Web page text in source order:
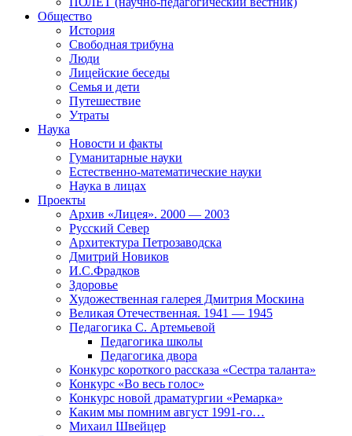
Общество
История
Свободная трибуна
Люди
Лицейские беседы
Семья и дети
Путешествие
Утраты
Наука
Новости и факты
Гуманитарные науки
Естественно-математические науки
Наука в лицах
Проекты
Архив «Лицея». 2000 — 2003
Русский Север
Архитектура Петрозаводска
Дмитрий Новиков
И.С.Фрадков
Здоровье
Художественная галерея Дмитрия Москина
Великая Отечественная. 1941 — 1945
Педагогика С. Артемьевой
Педагогика школы
Педагогика двора
Конкурс короткого рассказа «Сестра таланта»
Конкурс «Во весь голос»
Конкурс новой драматургии «Ремарка»
Каким мы помним август 1991-го…
Михаил Швейцер